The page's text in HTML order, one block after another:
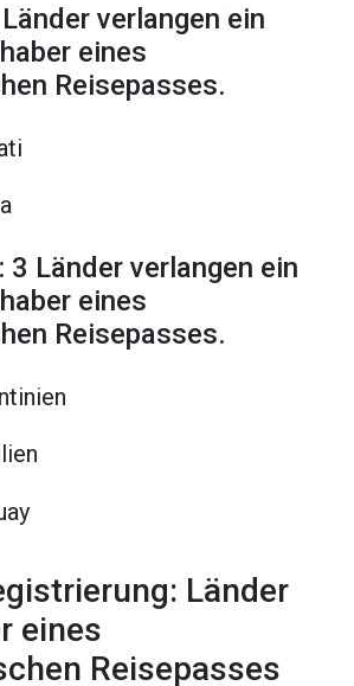
verlangen ein
eines
Reisepasses.
: 3 Länder verlangen ein
eines
Reisepasses.
Länder
eines
Reisepasses